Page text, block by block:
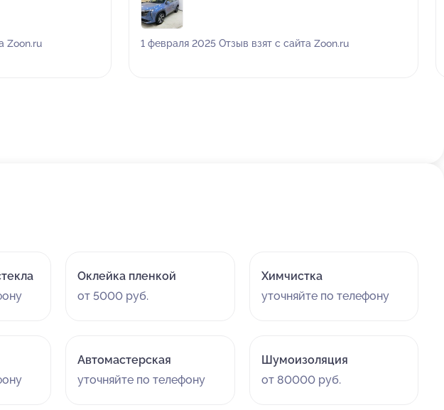
и сроки. Так
авто. Все
Zoon.ru
Позвонила в несколько везде были разные цены,
после у знакомых по узнавала и мне посоветовали
WRAP GPA сказали что хорошие ребята и делают
1 февраля 2025 Отзыв взят с сайта Zoon.ru
Оклейка пленкой
от 5000 руб.
Химчистка
уточняйте по телефону
Автомастерская
уточняйте по телефону
Шумоизоляция
от 80000 руб.